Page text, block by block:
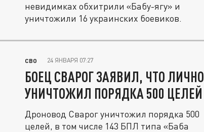
невидимках обхитрили «Бабу-ягу» и
уничтожили 16 украинских боевиков.
СВО 24 ЯНВАРЯ 07:27
БОЕЦ СВАРОГ ЗАЯВИЛ, ЧТО ЛИЧНО
УНИЧТОЖИЛ ПОРЯДКА 500 ЦЕЛЕЙ
Дроновод Сварог уничтожил порядка 500
целей, в том числе 143 БПЛ типа «Баба